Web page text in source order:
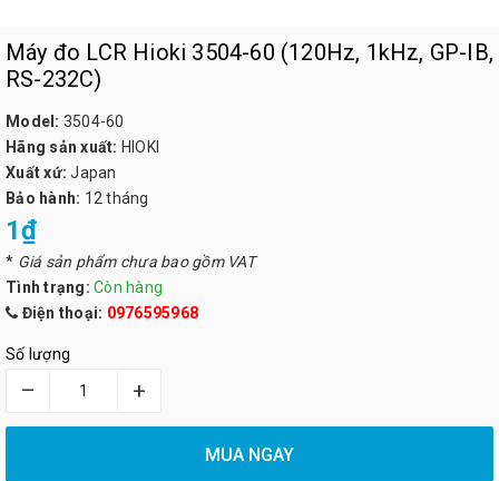
Máy đo LCR Hioki 3504-60 (120Hz, 1kHz, GP-IB,
RS-232C)
Model: 3504-60
Hãng sản xuất: HIOKI
Xuất xứ: Japan
Bảo hành: 12 tháng
1₫
* Giá sản phẩm chưa bao gồm VAT
Tình trạng: Còn hàng
Điện thoại: 0976595968
Số lượng
– +
MUA NGAY